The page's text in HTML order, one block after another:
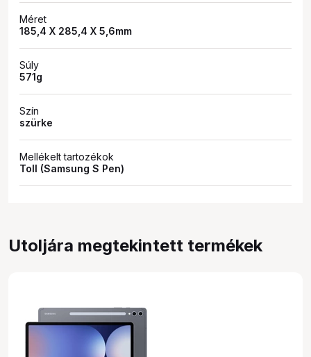
Méret
185,4 X 285,4 X 5,6mm
Súly
571g
Szín
szürke
Mellékelt tartozékok
Toll (Samsung S Pen)
Utoljára megtekintett termékek